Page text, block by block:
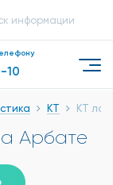
10
КТ КТ
Арбате